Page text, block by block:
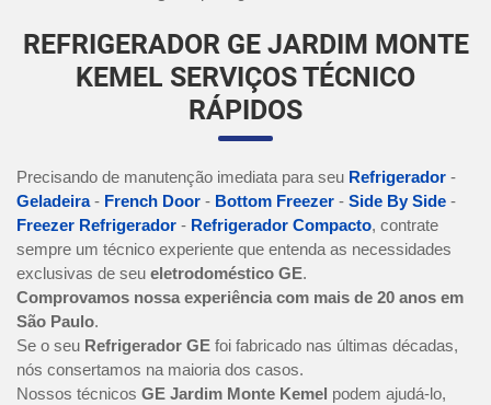
REFRIGERADOR GE JARDIM MONTE
KEMEL SERVIÇOS TÉCNICO
RÁPIDOS
Precisando de manutenção imediata para seu Refrigerador -
Geladeira- French Door - Bottom Freezer - Side By Side -
Freezer Refrigerador - Refrigerador Compacto, contrate
sempre um técnico experiente que entenda as necessidades
exclusivas de seu eletrodoméstico GE.
Comprovamos nossa experiência com mais de 20 anos em
São Paulo.
Se o seu Refrigerador GE foi fabricado nas últimas décadas,
nós consertamos na maioria dos casos.
Nossos técnicos GE Jardim Monte Kemel podem ajudá-lo,